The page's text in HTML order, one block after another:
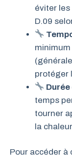
éviter
D.09
protéger
temps
tourner
la
Pour accéder à